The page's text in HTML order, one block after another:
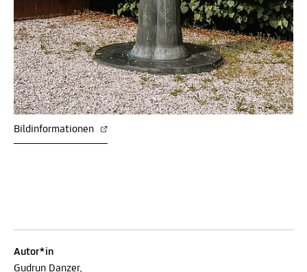
Bildinformationen
Autor*in
Gudrun Danzer,